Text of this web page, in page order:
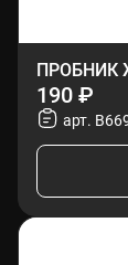
ПРОБНИК
190 ₽
арт.